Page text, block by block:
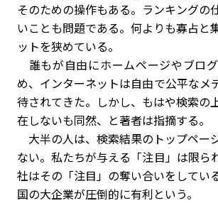
そのための操作もある。ランキングの
いことも問題である。何よりも寡占と
ットを狭めている。
誰もが自由にホームページやブロ
め、インターネットは自由で公平なメ
待されてきた。しかし、もはや検索の
在しないも同然、と著者は指摘する。
大半の人は、検索結果のトップペー
ない。私たちが与える「注目」は限ら
社はその「注目」の奪い合いをしてい
国の大企業が圧倒的に有利という。